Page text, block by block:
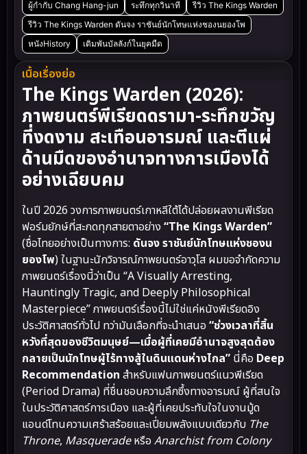
ผู้กำกับ Chang Hang-jun
ระทึกทุกวินาที
รีวิว The Kings Warden
รีวิว The Kings Warden ดันจง ราชันย์นักโทษแห่งชองนยองโพ
หนังHistory
เดิมพันบัลลังก์ในยุคมืด
เนื้อเรื่องย่อ
The Kings Warden (2026):
ภาพยนตร์พีเรียดดรามา-ระทึกขวัญ
ที่งดงาม สะเทือนอารมณ์ และตีแผ่
ด้านมืดของอำนาจทางการเมืองได้
อย่างเฉียบคม
ในปี 2026 วงการภาพยนตร์เกาหลีใต้ได้ปล่อยผลงานพีเรียด
ฟอร์มยักษ์ที่สะกดทุกสายตาอย่าง “The Kings Warden”
(ชื่อไทยอย่างเป็นทางการ: ดันจง ราชันย์นักโทษแห่งชองน
ยองโพ) ในฐานะนักวิจารณ์ภาพยนตร์อาวุโส ผมขอจำกัดความ
ภาพยนตร์เรื่องนี้ว่าเป็น “A Visually Arresting,
Hauntingly Tragic, and Deeply Philosophical
Masterpiece” ภาพยนตร์เรื่องนี้ไม่ใช่แค่หนังพีเรียดอิง
ประวัติศาสตร์ทั่วไป ทว่ามันเลือกที่จะนำเสนอ “ช่วงเวลาที่สิ้น
หวังที่สุดของชีวิตมนุษย์—เมื่อผู้ที่เคยมีอำนาจสูงสุดต้อง
กลายเป็นนักโทษผู้ไร้ทางสู้ในดินแดนห่างไกล” นี่คือ Deep
Recommendation สำหรับแฟนภาพยนตร์แนวพีเรียด
(Period Drama) ที่ชื่นชอบความลึกซึ้งทางอารมณ์ ผู้ที่สนใจ
ในประวัติศาสตร์การเมือง และผู้ที่เคยประทับใจในงานมู้ด
แอนด์โทนความเศร้าสร้อยและเปี่ยมพลังแบบเดียวกับ The
Throne, Masqueradeหรือ Anarchist from Colony